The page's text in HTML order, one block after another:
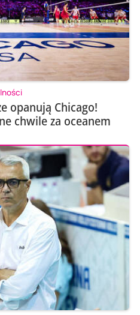
opanują Chicago!
chwile za oceanem